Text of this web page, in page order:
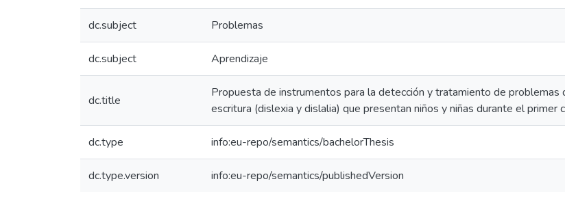
dc.subject Problemas
dc.subject Aprendizaje
dc.title
Propuesta de instrumentos para la detección y tratamiento de problemas
escritura (dislexia y dislalia) que presentan niños y niñas durante el primer
dc.type info:eu-repo/semantics/bachelorThesis
dc.type.version info:eu-repo/semantics/publishedVersion